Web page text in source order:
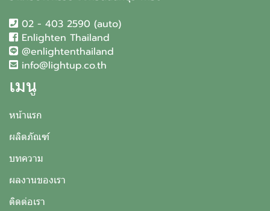
02 - 403 2590 (auto)
Enlighten Thailand
@enlightenthailand
info@lightup.co.th
เมนู
หน้าแรก
ผลิตภัณฑ์
บทความ
ผลงานของเรา
ติดต่อเรา